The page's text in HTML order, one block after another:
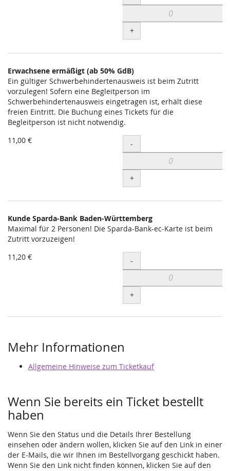
+
Erwachsene ermäßigt (ab 50% GdB)
Ein gültiger Schwerbehindertenausweis ist beim Zutritt
vorzulegen! Sofern eine Begleitperson im
Schwerbehindertenausweis eingetragen ist, erhält diese
freien Eintritt. Die Buchung eines Tickets für die
Begleitperson ist nicht notwendig.
11,00 €
Menge
-
+
Kunde Sparda-Bank Baden-Württemberg
Maximal für 2 Personen! Die Sparda-Bank-ec-Karte ist beim
Zutritt vorzuzeigen!
11,20 €
Menge
-
+
Mehr Informationen
Allgemeine Hinweise zum Ticketkauf
Wenn Sie bereits ein Ticket bestellt
haben
Wenn Sie den Status und die Details Ihrer Bestellung
einsehen oder ändern wollen, klicken Sie auf den Link in einer
der E-Mails, die wir Ihnen im Bestellvorgang geschickt haben.
Wenn Sie den Link nicht finden können, klicken Sie auf den